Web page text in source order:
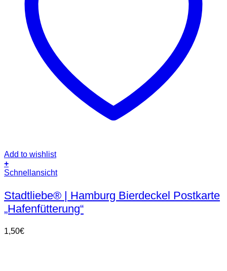
Add to wishlist
+
Schnellansicht
Stadtliebe® | Hamburg Bierdeckel Postkarte
„Hafenfütterung“
1,50€